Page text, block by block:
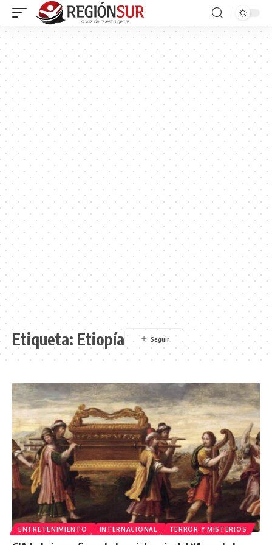
Etiqueta: Etiopía
ENTRETENIMIENTO INTERNACIONAL TERROR Y MISTERIOS